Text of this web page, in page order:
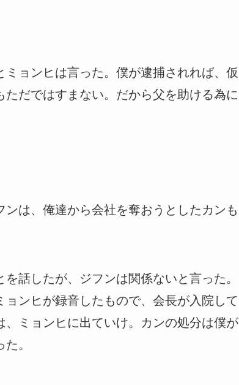
ョンヒは言った。僕が逮捕されれば、仮
だではすまない。だから父を助ける為に
は、俺達から会社を奪おうとしたカンも
話したが、ジフンは関係ないと言った。
ンヒが録音したもので、会長が入院して
ミョンヒに出ていけ。カンの処分は僕が
。